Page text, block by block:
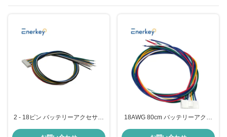
2 - 18ピン バッテリーアクセサリ
18AWG 80cm バッテリーアクセ